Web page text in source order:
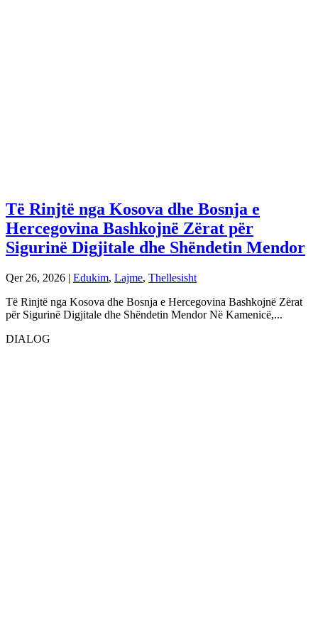
Të Rinjtë nga Kosova dhe Bosnja e
Hercegovina Bashkojnë Zërat për
Sigurinë Digjitale dhe Shëndetin Mendor
Qer 26, 2026 | Edukim, Lajme, Thellesisht
Të Rinjtë nga Kosova dhe Bosnja e Hercegovina Bashkojnë Zërat
për Sigurinë Digjitale dhe Shëndetin Mendor Në Kamenicë,...
DIALOG